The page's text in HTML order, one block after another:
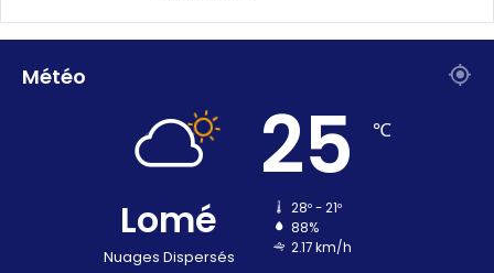
Météo
Lomé
Nuages Dispersés
25 ℃
28º - 21º
88%
2.17 km/h